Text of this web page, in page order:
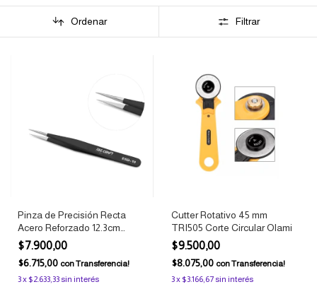
Ordenar Filtrar
Pinza de Precisión Recta
Acero Reforzado 12.3cm
Manualidades y Modelismo
Ibi Craft
$7.900,00
$6.715,00 conTransferencia!
3x $2.633,33sin interés
Cutter Rotativo 45 mm
TRI505 Corte Circular Olami
$9.500,00
$8.075,00 conTransferencia!
3x $3.166,67sin interés